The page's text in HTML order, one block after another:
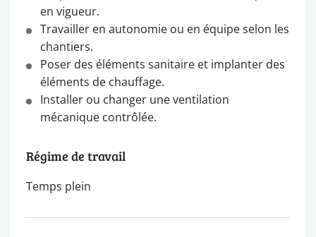
en vigueur.
Travailler en autonomie ou en équipe selon les
chantiers.
Poser des éléments sanitaire et implanter des
éléments de chauffage.
Installer ou changer une ventilation
mécanique contrôlée.
Régime de travail
Temps plein